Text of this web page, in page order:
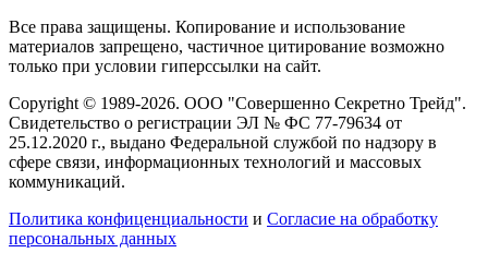
Все права защищены. Копирование и использование
материалов запрещено, частичное цитирование возможно
только при условии гиперссылки на сайт.
Copyright © 1989-2026. ООО "Совершенно Секретно Трейд".
Свидетельство о регистрации ЭЛ № ФС 77-79634 от
25.12.2020 г., выдано Федеральной службой по надзору в
сфере связи, информационных технологий и массовых
коммуникаций.
Политика конфиценциальности и Согласие на обработку
персональных данных